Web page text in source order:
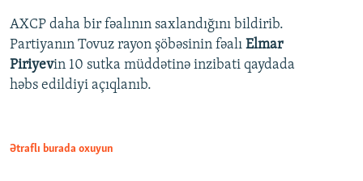
AXCP daha bir fəalının saxlandığını bildirib.
Partiyanın Tovuz rayon şöbəsinin fəalı Elmar
Piriyevin 10 sutka müddətinə inzibati qaydada
həbs edildiyi açıqlanıb.
Ətraflı burada oxuyun